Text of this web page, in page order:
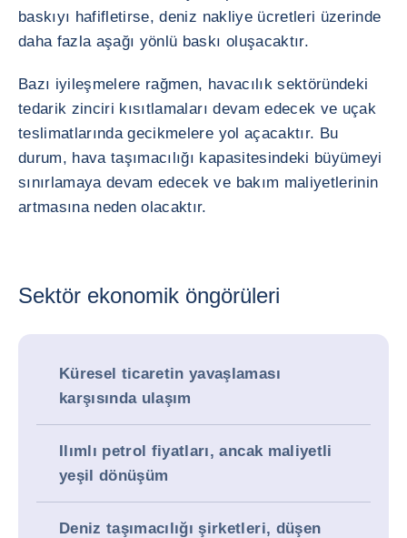
baskıyı hafifletirse, deniz nakliye ücretleri üzerinde
daha fazla aşağı yönlü baskı oluşacaktır.
Bazı iyileşmelere rağmen, havacılık sektöründeki
tedarik zinciri kısıtlamaları devam edecek ve uçak
teslimatlarında gecikmelere yol açacaktır. Bu
durum, hava taşımacılığı kapasitesindeki büyümeyi
sınırlamaya devam edecek ve bakım maliyetlerinin
artmasına neden olacaktır.
Sektör ekonomik öngörüleri
Küresel ticaretin yavaşlaması
karşısında ulaşım
Ilımlı petrol fiyatları, ancak maliyetli
yeşil dönüşüm
Deniz taşımacılığı şirketleri, düşen